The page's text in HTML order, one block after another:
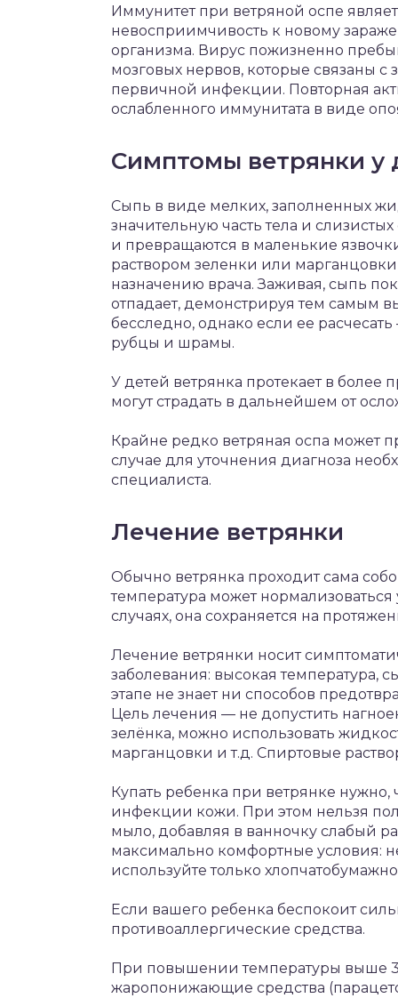
Иммунитет при ветряной оспе
невосприимчивость к новому
организма. Вирус пожизненно
мозговых нервов, которые связаны
первичной инфекции. Повторная
ослабленного иммунитата в виде
Симптомы ветрянки у
Сыпь в виде мелких, заполненных
значительную часть тела и
и превращаются в маленькие
раствором зеленки или
назначению врача. Заживая, сыпь
отпадает, демонстрируя тем самым
бесследно, однако если ее
рубцы и шрамы.
У детей ветрянка протекает в более
могут страдать в дальнейшем от
Крайне редко ветряная оспа может
случае для уточнения диагноза
специалиста.
Лечение ветрянки
Обычно ветрянка проходит сама
температура может
случаях, она сохраняется на
Лечение ветрянки носит
заболевания: высокая температура,
этапе не знает ни способов
Цель лечения — не допустить
зелёнка, можно использовать
марганцовки и т.д. Спиртовые
Купать ребенка при ветрянке
инфекции кожи. При этом нельзя
мыло, добавляя в ванночку слабый
максимально комфортные условия:
используйте только
Если вашего ребенка беспокоит
противоаллергические средства.
При повышении температуры выше
жаропонижающие средства